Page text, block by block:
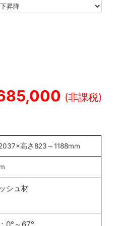
高さ823～1188mm
シュ材